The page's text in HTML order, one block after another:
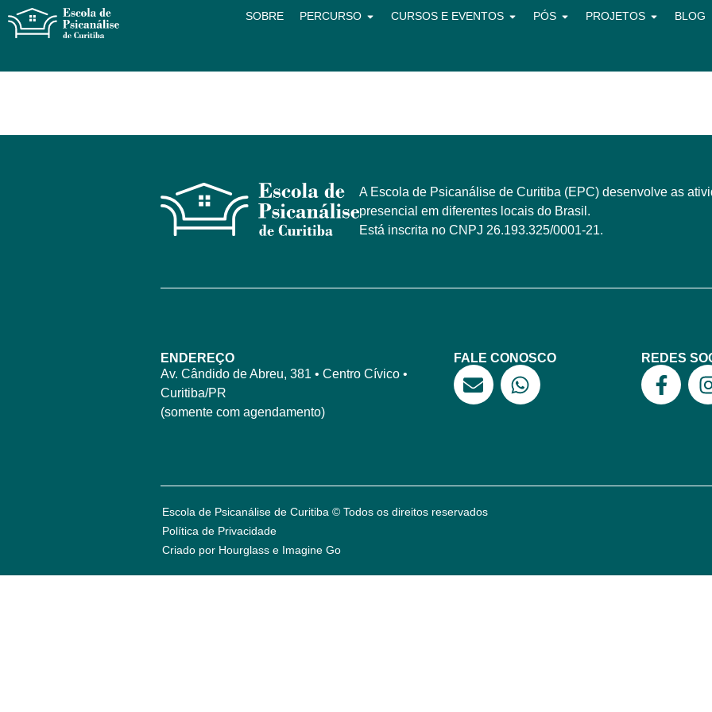
SOBRE PERCURSO CURSOS E EVENTOS PÓS PROJETOS BLOG
A Escola de Psicanálise de Curitiba (EPC) desenvolve as
presencial em diferentes locais do Brasil.
Está inscrita no CNPJ 26.193.325/0001-21.
ENDEREÇO
Av. Cândido de Abreu, 381 • Centro Cívico •
Curitiba/PR
(somente com agendamento)
FALE CONOSCO REDES
Escola de Psicanálise de Curitiba © Todos os direitos reservados
Política de Privacidade
Criado por Hourglass e Imagine Go